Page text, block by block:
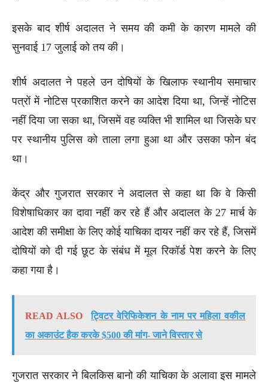
इसके बाद शीर्ष अदालत ने समय की कमी के कारण मामले की
सुनवाई 17 जुलाई को तय की।
शीर्ष अदालत ने पहले उन दोषियों के खिलाफ स्थानीय समाचार
पत्रों में नोटिस प्रकाशित करने का आदेश दिया था, जिन्हें नोटिस
नहीं दिया जा सका था, जिसमें वह व्यक्ति भी शामिल था जिसके घर
पर स्थानीय पुलिस को ताला लगा हुआ था और उसका फोन बंद
था।
केंद्र और गुजरात सरकार ने अदालत से कहा था कि वे किसी
विशेषाधिकार का दावा नहीं कर रहे हैं और अदालत के 27 मार्च के
आदेश की समीक्षा के लिए कोई याचिका दायर नहीं कर रहे हैं, जिसमें
दोषियों को दी गई छूट के संबंध में मूल रिकॉर्ड पेश करने के लिए
कहा गया है।
READ ALSO
ट्विटर वेरिफिकेशन के नाम पर महिला वकील
का अकाउंट हैक करके $500 की मांग- जाने विस्तार से
गुजरात सरकार ने बिलकिस बानो की याचिका के अलावा इस मामले